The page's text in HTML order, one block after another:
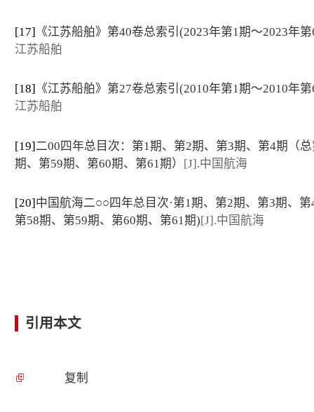
[17] 《江苏船舶》第40卷总索引(2023年第1期～2023年
江苏船舶
[18] 《江苏船舶》第27卷总索引(2010年第1期～2010年
江苏船舶
[19]二00四年总目次：第1期、第2期、第3期、第4期（
期、第59期、第60期、第61期） [J].中国航海
[20]中国航海二○○四年总目次·第1期、第2期、第3期、
第58期、第59期、第60期、第61期)[J].中国航海
引用本文
复制